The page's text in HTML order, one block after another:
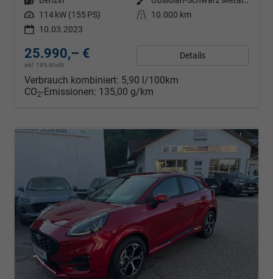
Leistung 114 kW (155 PS) Kilometerstand
10.000 km
10.03.2023
25.990,– €
inkl. 19% MwSt.
Details
Verbrauch kombiniert: 5,90 l/100km
CO2-Emissionen: 135,00 g/km